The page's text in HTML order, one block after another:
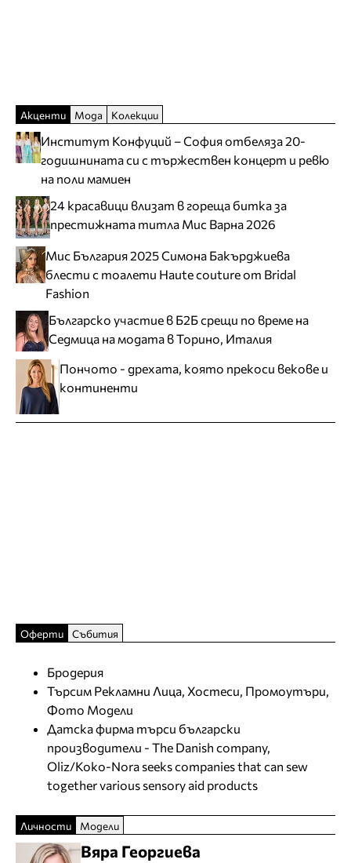
Акценти Мода Колекции
Институт Конфуций – София отбеляза 20-
годишнината си с тържествен концерт и ревю
на поли мамиен
24 красавици влизат в гореща битка за
престижната титла Мис Варна 2026
Мис България 2025 Симона Бакърджиева
блести с тоалети Haute couture от Bridal
Fashion
Българско участие в Б2Б срещи по време на
Седмица на модата в Торино, Италия
Пончото - дрехата, която прекоси векове и
континенти
Оферти Събития
Бродерия
Търсим Рекламни Лица, Хостеси, Промоутъри,
Фото Модели
Датска фирма търси български
производители - The Danish company,
Oliz/Koko-Nora seeks companies that can sew
together various sensory aid products
Личности Модели
Вяра Георгиева